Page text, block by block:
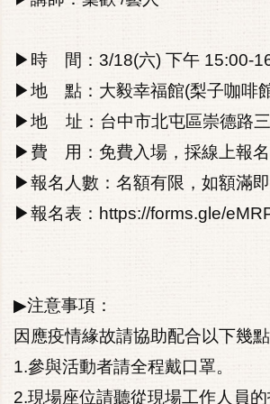
▶時 間：3/18(六) 下午 15:00-
▶地 點：大毅幸福館(梨子咖啡
▶地 址：台中市北屯區崇德路
▶費 用：免費入場，採線上報名
▶報名人數：名額有限，如額滿
▶報名表： https://forms.gle/
▶注意事項：
因應疫情緣故請協助配合以下幾點
1.參與活動者請全程戴口罩。
2.現場座位請聽從現場工作人員